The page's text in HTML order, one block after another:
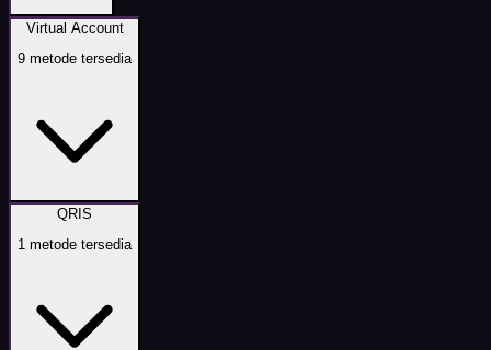
Virtual Account
9 metode tersedia
QRIS
1 metode tersedia